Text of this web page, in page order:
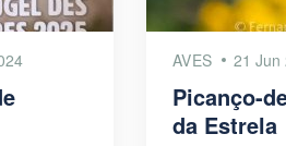
AVES 21 Jun
Picanço-
da Estrela